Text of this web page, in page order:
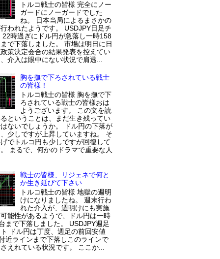
トルコ戦士の皆様 完全にノー
ガードにノーガードでした
ね。 日本当局によるまさかの
われたようです。 USDJPY日足チ
22時過ぎにドル円が急落し一時158
で下落しました。 市場は明日に日
策決定会合の結果発表を控えてい
介入は眼中にない状況で肩透...
胸を撫で下ろされている戦士
の皆様！
トルコ戦士の皆様 胸を撫で下
ろされている戦士の皆様おは
ようございます。 この文を読
ということは、まだ生き残ってい
ないでしょうか。 ドル円の下落が
少しですが上昇していますね。 そ
でトルコ円も少しですが回復して
まるで、何かのドラマで重要な人
戦士の皆様、リジェネで何と
か生き延びて下さい
トルコ戦士の皆様 地獄の週明
けになりましたね。 週末行わ
れた介入が、週明けにも実施
能性があるようで、ドル円は一時
まで下落しました。 USDJPY週足
ドル円は丁度、週足の前回安値
近ラインまで下落しこのラインで
えれている状況です。 ここか...